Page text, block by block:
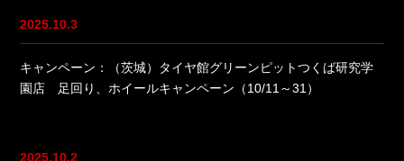
2025.10.3
キャンペーン：（茨城）タイヤ館グリーンピットつくば研究学
園店 足回り、ホイールキャンペーン（10/11～31）
2025.10.2